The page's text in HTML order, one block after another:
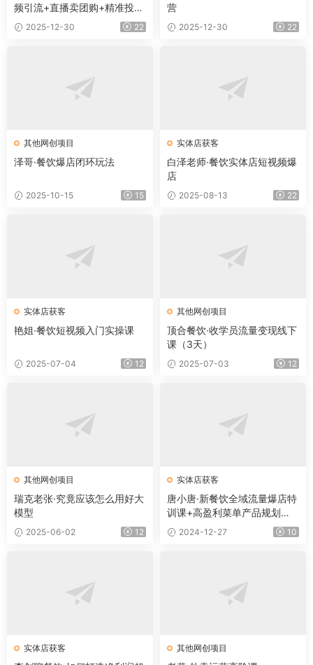
频引流+直播卖团购+精准投流
+私域运营
2025-12-30 22
营
2025-12-30 22
其他网创项目
泽哥·餐饮爆店闭环玩法
2025-10-15 15
实体店获客
白泽老师·餐饮实体店短视频爆
店
2025-08-13 22
实体店获客
艳姐·餐饮短视频入门实操课
2025-07-04 12
其他网创项目
顶合餐饮·收学员流量变现线下
课（3天）
2025-07-03 12
其他网创项目
瑞克老张·究竟应该怎么用好大
模型
2025-06-02 12
实体店获客
唐小唐·新餐饮全域流量爆店特
训课+高盈利菜单产品规划
（两套）
2024-12-27 10
实体店获客 其他网创项目